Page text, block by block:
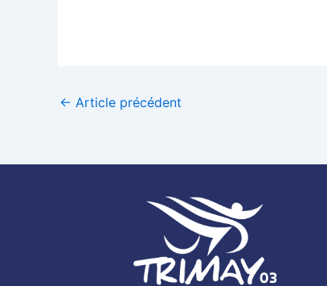
← Article précédent